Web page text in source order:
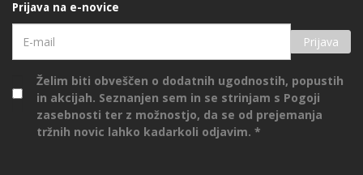
Prijava na e-novice
Prijava
Želim biti obveščen o dodatnih ugodnostih, popustih
in akcijah. Seznanjen sem in se strinjam s Pogoji
zasebnosti ter z možnostjo, da se od prejemanja
tržnih novic lahko kadarkoli odjavim.